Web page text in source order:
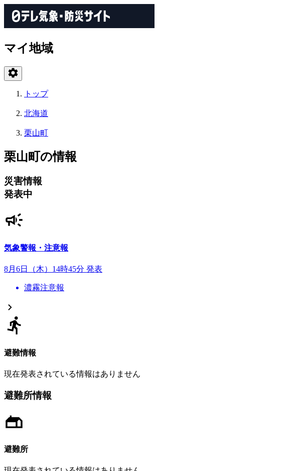
マイ地域
トップ
北海道
栗山町
栗山町の情報
災害情報
発表中
気象警報・注意報
8月6日（木）14時45分 発表
濃霧注意報
避難情報
現在発表されている情報はありません
避難所情報
避難所